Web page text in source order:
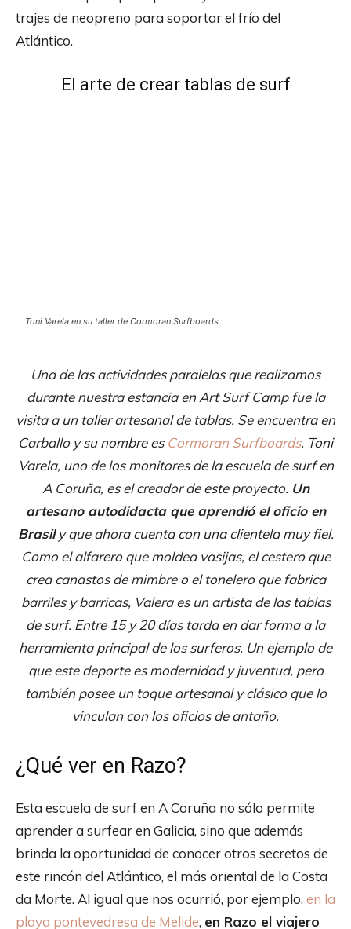
trajes de neopreno para soportar el frío del
Atlántico.
El arte de crear tablas de surf
Toni Varela en su taller de Cormoran Surfboards
Una de las actividades paralelas que realizamos
durante nuestra estancia en Art Surf Camp fue la
visita a un taller artesanal de tablas. Se encuentra en
Carballo y su nombre esCormoran Surfboards. Toni
Varela, uno de los monitores de la escuela de surf en
A Coruña, es el creador de este proyecto. Un
artesano autodidacta que aprendió el oficio en
Brasily que ahora cuenta con una clientela muy fiel.
Como el alfarero que moldea vasijas, el cestero que
crea canastos de mimbre o el tonelero que fabrica
barriles y barricas, Valera es un artista de las tablas
de surf. Entre 15 y 20 días tarda en dar forma a la
herramienta principal de los surferos. Un ejemplo de
que este deporte es modernidad y juventud, pero
también posee un toque artesanal y clásico que lo
vinculan con los oficios de antaño.
¿Qué ver en Razo?
Esta escuela de surf en A Coruña no sólo permite
aprender a surfear en Galicia, sino que además
brinda la oportunidad de conocer otros secretos de
este rincón del Atlántico, el más oriental de la Costa
da Morte. Al igual que nos ocurrió, por ejemplo, en la
playa pontevedresa de Melide, en Razo el viajero